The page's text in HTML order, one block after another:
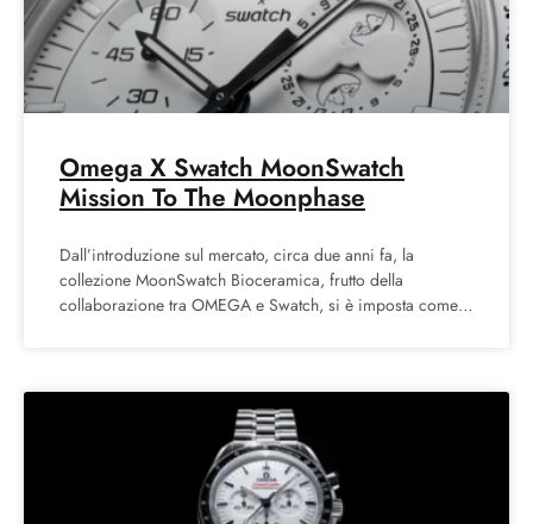
Omega X Swatch MoonSwatch
Mission To The Moonphase
Dall’introduzione sul mercato, circa due anni fa, la
collezione MoonSwatch Bioceramica, frutto della
collaborazione tra OMEGA e Swatch, si è imposta come